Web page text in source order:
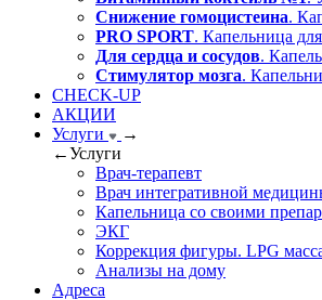
Снижение гомоцистеина.
PRO SPORT. Капельница
Для сердца и сосудов.
Стимулятор мозга.
CHECK-UP
АКЦИИ
Услуги
→
←Услуги
Врач-терапевт
Врач интегративной
Капельница со своими
ЭКГ
Коррекция фигуры. LPG
Анализы на дому
Адреса